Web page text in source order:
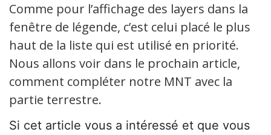
Comme pour l’affichage des layers dans la
fenêtre de légende, c’est celui placé le plus
haut de la liste qui est utilisé en priorité.
Nous allons voir dans le prochain article,
comment compléter notre MNT avec la
partie terrestre.
Si cet article vous a intéressé et que vous